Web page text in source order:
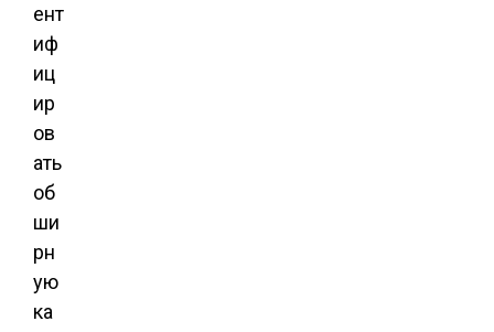
ент
иф
иц
ир
ов
ать
об
ши
рн
ую
ка